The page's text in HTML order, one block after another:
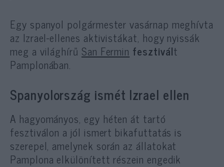
Egy spanyol polgármester vasárnap meghívta
az Izrael-ellenes aktivistákat, hogy nyissák
meg a világhírű San Fermin fesztivált
Pamplonában.
Spanyolország ismét Izrael ellen
A hagyományos, egy héten át tartó
fesztiválon a jól ismert bikafuttatás is
szerepel, amelynek során az állatokat
Pamplona elkülönített részein engedik